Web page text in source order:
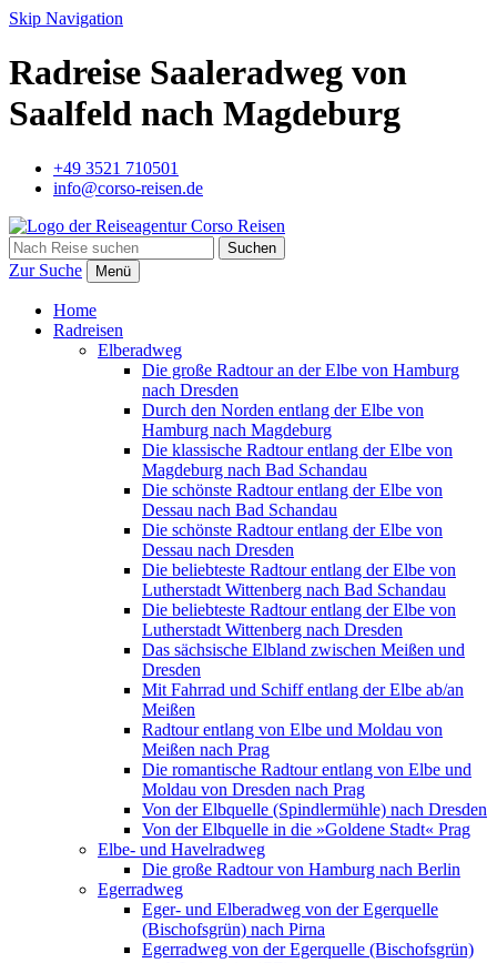
Skip Navigation
Radreise Saaleradweg von
Saalfeld nach Magdeburg
+49 3521 710501
info@corso-reisen.de
Suchen
Zur Suche Menü
Home
Radreisen
Elberadweg
Die große Radtour an der Elbe von Hamburg
nach Dresden
Durch den Norden entlang der Elbe von
Hamburg nach Magdeburg
Die klassische Radtour entlang der Elbe von
Magdeburg nach Bad Schandau
Die schönste Radtour entlang der Elbe von
Dessau nach Bad Schandau
Die schönste Radtour entlang der Elbe von
Dessau nach Dresden
Die beliebteste Radtour entlang der Elbe von
Lutherstadt Wittenberg nach Bad Schandau
Die beliebteste Radtour entlang der Elbe von
Lutherstadt Wittenberg nach Dresden
Das sächsische Elbland zwischen Meißen und
Dresden
Mit Fahrrad und Schiff entlang der Elbe ab/an
Meißen
Radtour entlang von Elbe und Moldau von
Meißen nach Prag
Die romantische Radtour entlang von Elbe und
Moldau von Dresden nach Prag
Von der Elbquelle (Spindlermühle) nach Dresden
Von der Elbquelle in die »Goldene Stadt« Prag
Elbe- und Havelradweg
Die große Radtour von Hamburg nach Berlin
Egerradweg
Eger- und Elberadweg von der Egerquelle
(Bischofsgrün) nach Pirna
Egerradweg von der Egerquelle (Bischofsgrün)